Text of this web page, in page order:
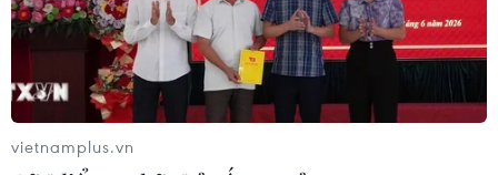
vietnamplus.vn